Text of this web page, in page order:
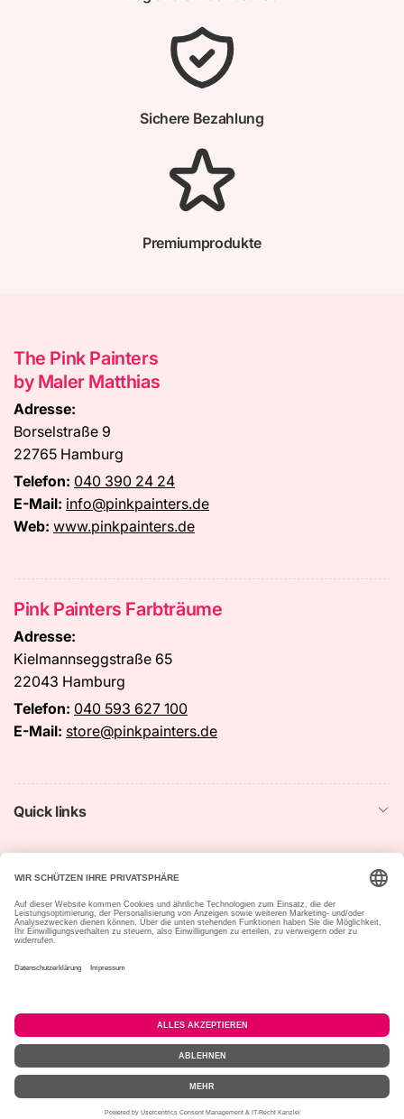
Sichere Bezahlung
Premiumprodukte
The Pink Painters
by Maler Matthias
Adresse:
Borselstraße 9
22765 Hamburg
Telefon: 040 390 24 24
E-Mail: info@pinkpainters.de
Web: www.pinkpainters.de
Pink Painters Farbträume
Adresse:
Kielmannseggstraße 65
22043 Hamburg
Telefon: 040 593 627 100
E-Mail: store@pinkpainters.de
Quick links
Startseite
Suchen
Impressum
Datenschutzerklärung
Widerrufsformular
Geschäftsbedingungen
Zahlungsmethoden
© 2026,Pink Painters Farbträume by Maler Matthias Powered by Shopify